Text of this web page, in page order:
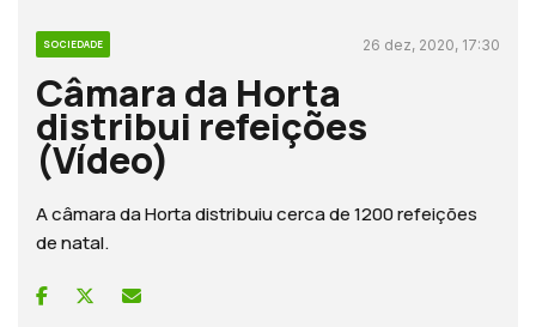
SOCIEDADE 26 dez, 2020, 17:30
Câmara da Horta
distribui refeições
(Vídeo)
A câmara da Horta distribuiu cerca de 1200 refeições
de natal.